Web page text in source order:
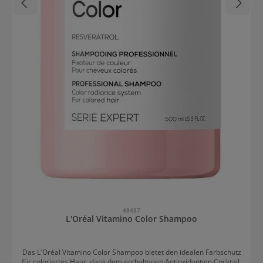
48437
L'Oréal Vitamino Color Shampoo
Das L'Oréal Vitamino Color Shampoo bietet den idealen Farbschutz